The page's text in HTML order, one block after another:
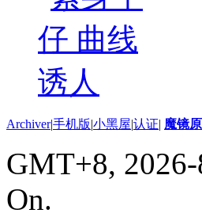
Archiver|手机版|小黑屋|认证| 魔镜
GMT+8,
On.